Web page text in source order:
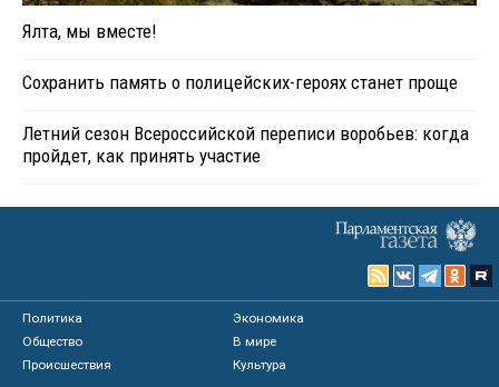
Ялта, мы вместе!
Сохранить память о полицейских-героях станет проще
Летний сезон Всероссийской переписи воробьев: когда
пройдет, как принять участие
Политика
Экономика
Общество
В мире
Происшествия
Культура